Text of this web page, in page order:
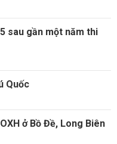
sau gần một năm thi
Quốc
ở Bồ Đề, Long Biên